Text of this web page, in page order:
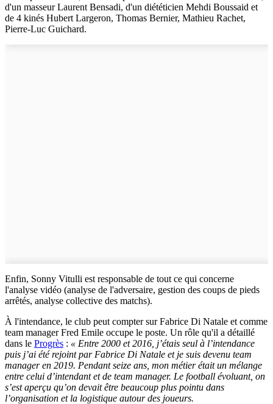
d'un masseur Laurent Bensadi, d'un diététicien Mehdi Boussaid et
de 4 kinés Hubert Largeron, Thomas Bernier, Mathieu Rachet,
Pierre-Luc Guichard.
Enfin, Sonny Vitulli est responsable de tout ce qui concerne
l'analyse vidéo (analyse de l'adversaire, gestion des coups de pieds
arrêtés, analyse collective des matchs).
À l'intendance, le club peut compter sur Fabrice Di Natale et comme
team manager Fred Emile occupe le poste. Un rôle qu'il a détaillé
dans le Progrès : « Entre 2000 et 2016, j’étais seul à l’intendance
puis j’ai été rejoint par Fabrice Di Natale et je suis devenu team
manager en 2019. Pendant seize ans, mon métier était un mélange
entre celui d’intendant et de team manager. Le football évoluant, on
s’est aperçu qu’on devait être beaucoup plus pointu dans
l’organisation et la logistique autour des joueurs.